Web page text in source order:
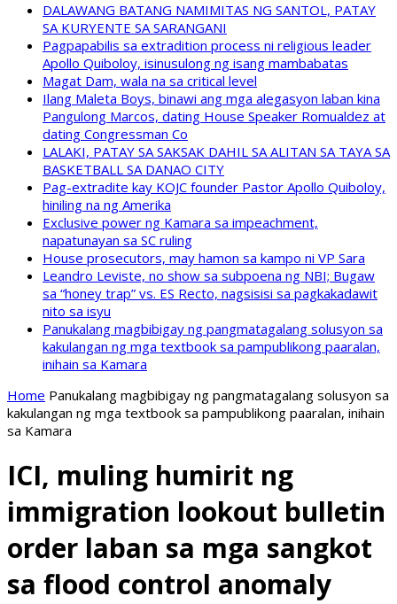
DALAWANG BATANG NAMIMITAS NG SANTOL, PATAY
SA KURYENTE SA SARANGANI
Pagpapabilis sa extradition process ni religious leader
Apollo Quiboloy, isinusulong ng isang mambabatas
Magat Dam, wala na sa critical level
Ilang Maleta Boys, binawi ang mga alegasyon laban kina
Pangulong Marcos, dating House Speaker Romualdez at
dating Congressman Co
LALAKI, PATAY SA SAKSAK DAHIL SA ALITAN SA TAYA SA
BASKETBALL SA DANAO CITY
Pag-extradite kay KOJC founder Pastor Apollo Quiboloy,
hiniling na ng Amerika
Exclusive power ng Kamara sa impeachment,
napatunayan sa SC ruling
House prosecutors, may hamon sa kampo ni VP Sara
Leandro Leviste, no show sa subpoena ng NBI; Bugaw
sa “honey trap” vs. ES Recto, nagsisisi sa pagkakadawit
nito sa isyu
Panukalang magbibigay ng pangmatagalang solusyon sa
kakulangan ng mga textbook sa pampublikong paaralan,
inihain sa Kamara
Home Panukalang magbibigay ng pangmatagalang solusyon sa
kakulangan ng mga textbook sa pampublikong paaralan, inihain
sa Kamara
ICI, muling humirit ng
immigration lookout bulletin
order laban sa mga sangkot
sa flood control anomaly